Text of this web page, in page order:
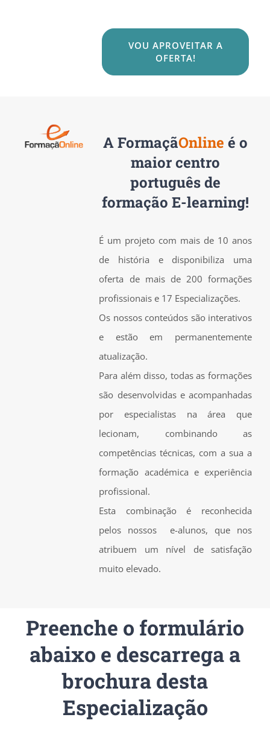
VOU APROVEITAR A
OFERTA!
AFormaçãOnline é o
maior centro
português de
formação E-learning!
É um projeto com mais de 10 anos
de história e disponibiliza uma
oferta de mais de 200 formações
profissionais e 17 Especializações.
Os nossos conteúdos são interativos
e estão em permanentemente
atualização.
Para além disso, todas as formações
são desenvolvidas e acompanhadas
por especialistas na área que
lecionam, combinando as
competências técnicas, com a sua a
formação académica e experiência
profissional.
Esta combinação é reconhecida
pelos nossos e-alunos, que nos
atribuem um nível de satisfação
muito elevado.
Preenche o formulário
abaixo e descarrega a
brochura desta
Especialização